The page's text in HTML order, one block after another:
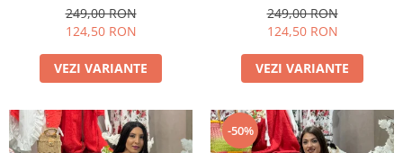
249,00 RON
124,50 RON
VEZI VARIANTE
249,00 RON
124,50 RON
VEZI VARIANTE
-50%